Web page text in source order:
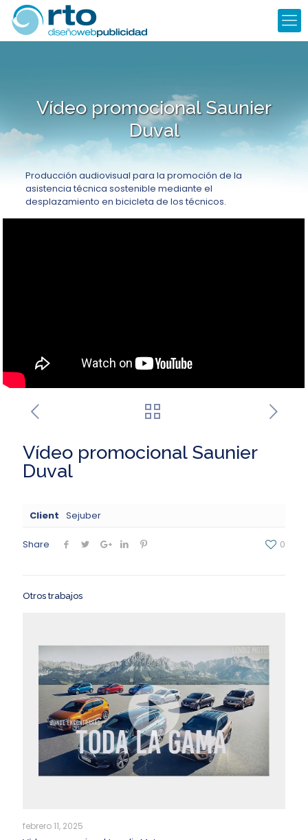
Vídeo promocional Saunier
Duval
Producción audiovisual para la promoción de la
asistencia técnica sostenible mediante el
desplazamiento en bicicleta de los técnicos.
Vídeo promocional Saunier
Duval
Client Sejuber
Share 0
Otros trabajos
febrero 11, 2025